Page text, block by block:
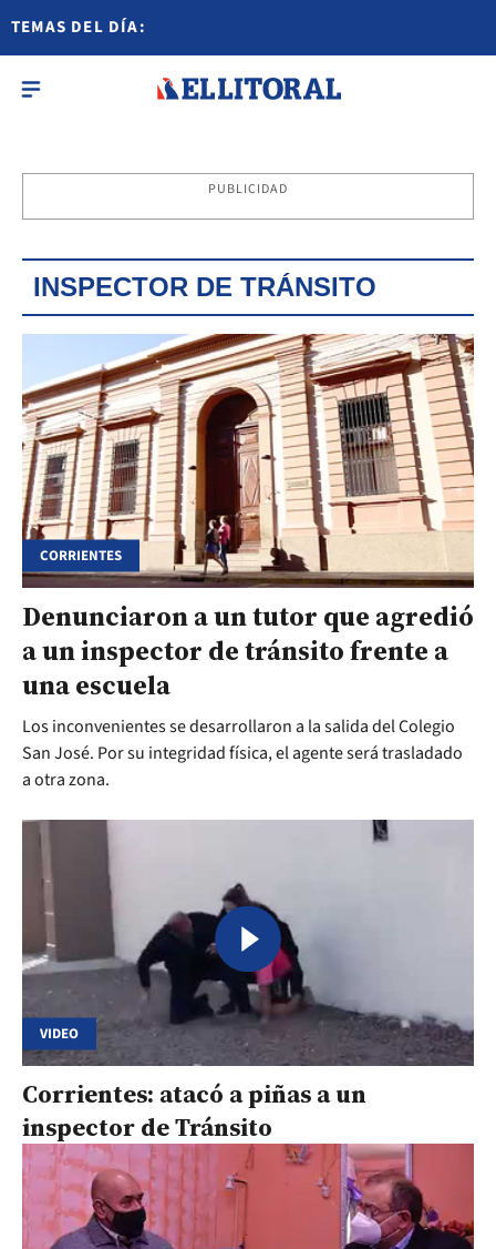
TEMAS DEL DÍA:
PUBLICIDAD
INSPECTOR DE TRÁNSITO
CORRIENTES
Denunciaron a un tutor que agredió
a un inspector de tránsito frente a
una escuela
Los inconvenientes se desarrollaron a la salida del Colegio
San José. Por su integridad física, el agente será trasladado
a otra zona.
VIDEO
Corrientes: atacó a piñas a un
inspector de Tránsito